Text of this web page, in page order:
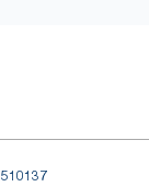
510137